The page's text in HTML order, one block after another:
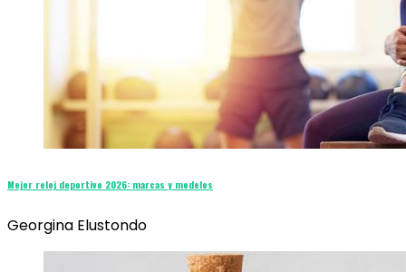
Mejor reloj deportivo 2026: marcas y modelos
Georgina Elustondo